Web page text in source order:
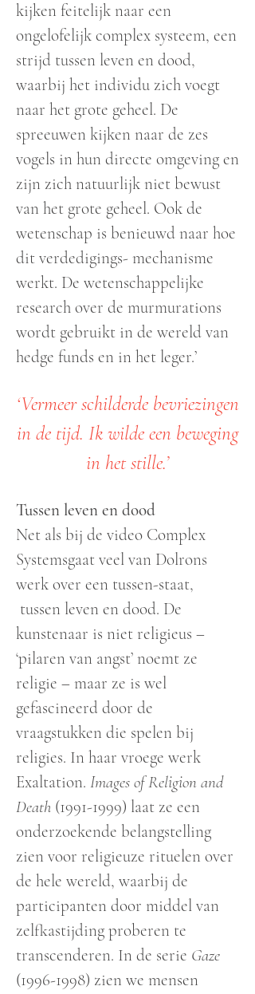
kijken feitelijk naar een
ongelofelijk complex systeem, een
strijd tussen leven en dood,
waarbij het individu zich voegt
naar het grote geheel. De
spreeuwen kijken naar de zes
vogels in hun directe omgeving en
zijn zich natuurlijk niet bewust
van het grote geheel. Ook de
wetenschap is benieuwd naar hoe
dit verdedigings- mechanisme
werkt. De wetenschappelijke
research over de murmurations
wordt gebruikt in de wereld van
hedge funds en in het leger.’
‘Vermeer schilderde bevriezingen
in de tijd. Ik wilde een beweging
in het stille.’
Tussen leven en dood
Net als bij de video Complex
Systemsgaat veel van Dolrons
werk over een tussen-staat,
tussen leven en dood. De
kunstenaar is niet religieus –
‘pilaren van angst’ noemt ze
religie – maar ze is wel
gefascineerd door de
vraagstukken die spelen bij
religies. In haar vroege werk
Exaltation. Images of Religion and
Death (1991-1999) laat ze een
onderzoekende belangstelling
zien voor religieuze rituelen over
de hele wereld, waarbij de
participanten door middel van
zelfkastijding proberen te
transcenderen. In de serie Gaze
(1996-1998) zien we mensen